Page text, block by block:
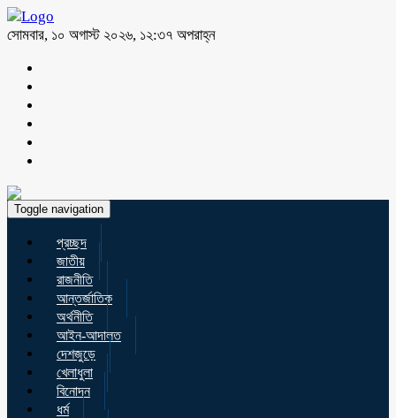
সোমবার, ১০ অগাস্ট ২০২৬, ১২:৩৭ অপরাহ্ন
Toggle navigation
প্রচ্ছদ
জাতীয়
রাজনীতি
আন্তর্জাতিক
অর্থনীতি
আইন-আদালত
দেশজুড়ে
খেলাধুলা
বিনোদন
ধর্ম